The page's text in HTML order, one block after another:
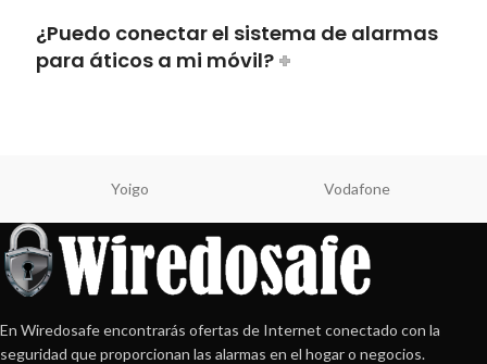
¿Puedo conectar el sistema de alarmas
para áticos a mi móvil?
Yoigo Vodafone
En Wiredosafe encontrarás ofertas de Internet conectado con la
seguridad que proporcionan las alarmas en el hogar o negocios.